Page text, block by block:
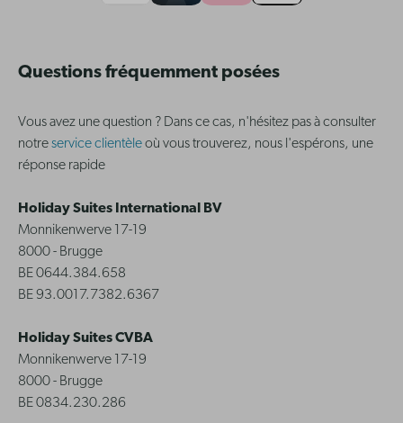
Questions fréquemment posées
Vous avez une question ? Dans ce cas, n'hésitez pas à consulter
notreservice clientèleoù vous trouverez, nous l'espérons, une
réponse rapide
Holiday Suites International BV
Monnikenwerve 17-19
8000 - Brugge
BE 0644.384.658
BE 93.0017.7382.6367
Holiday Suites CVBA
Monnikenwerve 17-19
8000 - Brugge
BE 0834.230.286